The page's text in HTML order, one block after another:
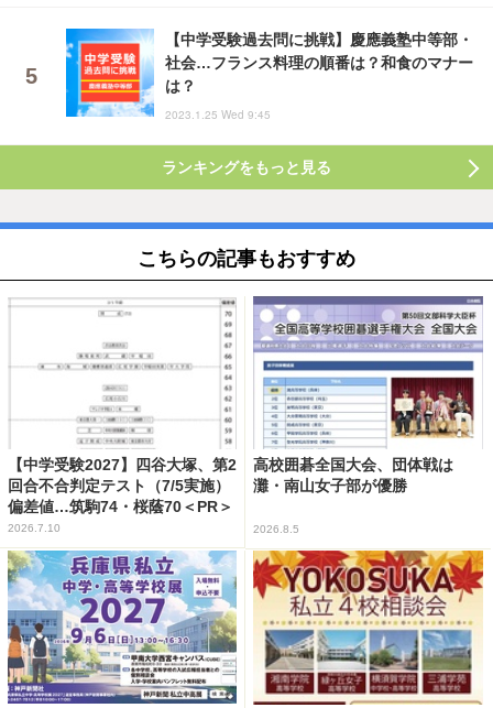
【中学受験過去問に挑戦】慶應義塾中等部・
社会…フランス料理の順番は？和食のマナー
は？
2023.1.25 Wed 9:45
ランキングをもっと見る
こちらの記事もおすすめ
【中学受験2027】四谷大塚、第2
回合不合判定テスト（7/5実施）
偏差値…筑駒74・桜蔭70＜PR＞
2026.7.10
高校囲碁全国大会、団体戦は
灘・南山女子部が優勝
2026.8.5